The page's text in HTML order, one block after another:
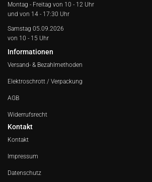
Montag - Freitag von 10 - 12 Uhr
und von 14 - 17:30 Uhr
Samstag 05.09.2026
von 10 - 15 Uhr
Informationen
Versand- & Bezahlmethoden
Elektroschrott / Verpackung
AGB
Widerrufsrecht
Kontakt
Kontakt
Impressum
Datenschutz